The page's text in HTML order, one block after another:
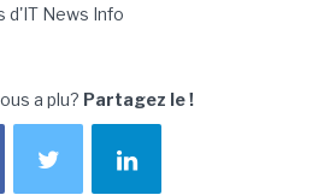
d'IT News Info
a plu? Partagez le !